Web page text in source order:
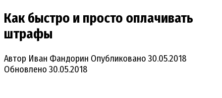
Как быстро и просто оплачивать
штрафы
Автор Иван Фандорин Опубликовано 30.05.2018
Обновлено 30.05.2018